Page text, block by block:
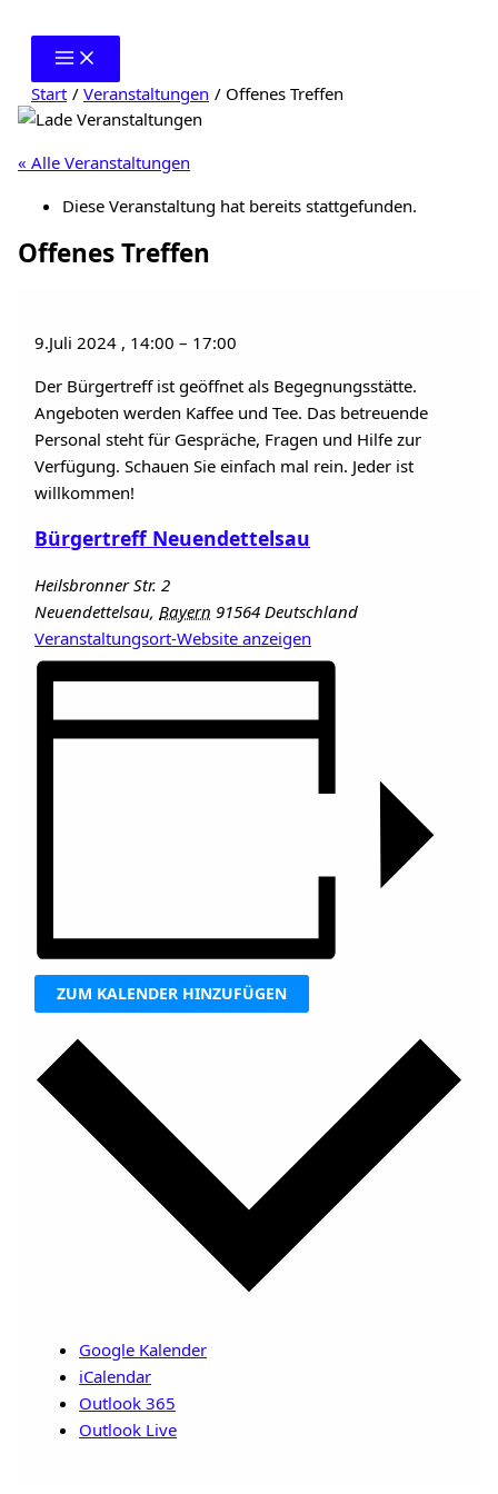
springen
Start
Veranstaltungen Offenes Treffen
« Alle Veranstaltungen
Diese Veranstaltung hat bereits stattgefunden.
Offenes Treffen
9.Juli 2024 , 14:00– 17:00
Der Bürgertreff ist geöffnet als Begegnungsstätte.
Angeboten werden Kaffee und Tee. Das betreuende
Personal steht für Gespräche, Fragen und Hilfe zur
Verfügung. Schauen Sie einfach mal rein. Jeder ist
willkommen!
Bürgertreff Neuendettelsau
Heilsbronner Str. 2
Neuendettelsau, Bayern 91564 Deutschland
Veranstaltungsort-Website anzeigen
ZUM KALENDER HINZUFÜGEN
Google Kalender
iCalendar
Outlook 365
Outlook Live